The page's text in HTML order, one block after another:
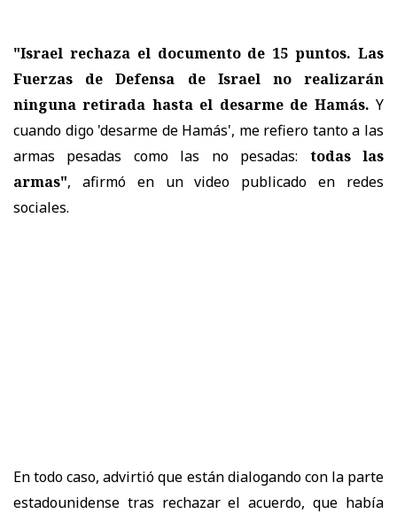
"Israel rechaza el documento de 15 puntos. Las
Fuerzas de Defensa de Israel no realizarán
ninguna retirada hasta el desarme de Hamás. Y
cuando digo 'desarme de Hamás', me refiero tanto a las
armas pesadas como las no pesadas: todas las
armas", afirmó en un video publicado en redes
sociales.
En todo caso, advirtió que están dialogando con la parte
estadounidense tras rechazar el acuerdo, que había